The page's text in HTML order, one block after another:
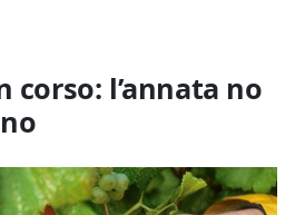
corso: l’annata no